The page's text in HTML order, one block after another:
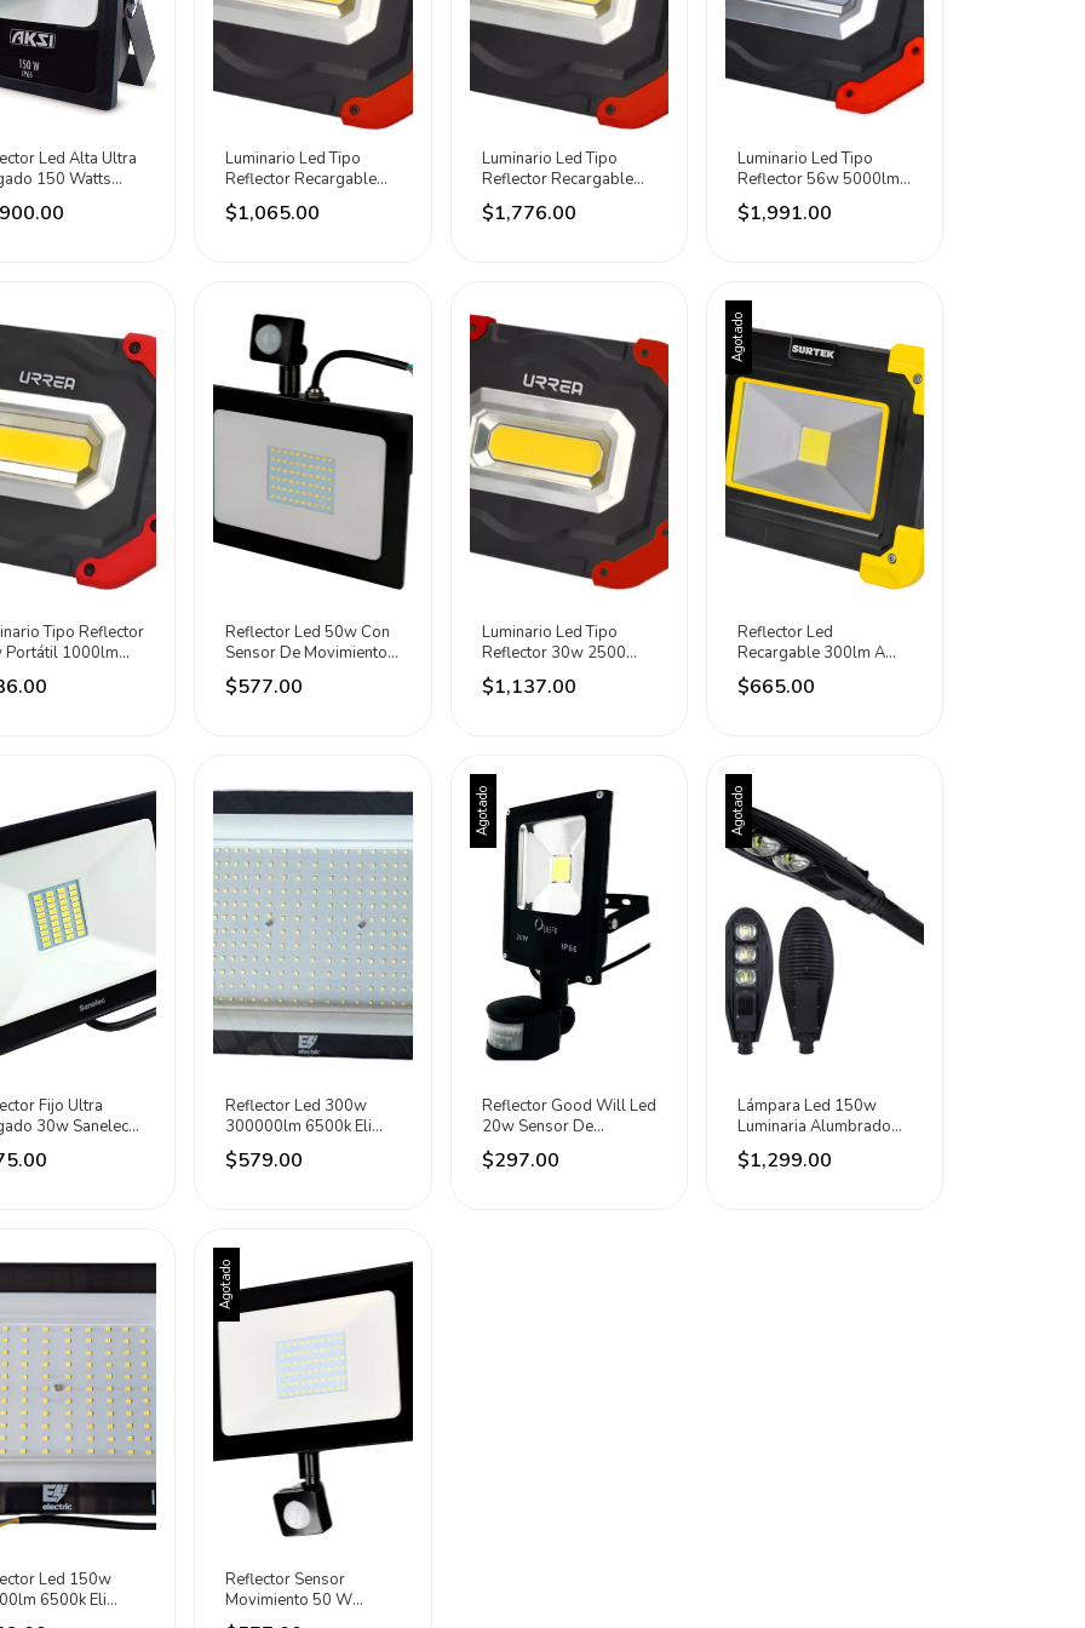
Led Alta Ultra
150 Watts
Ip65 Aksi
Blanco
Luminario Led Tipo
Reflector Recargable
1200lm Marca Urrea
Rojo
$1,065.00
Luminario Led Tipo
Reflector Recargable
2500lm Marca Urrea
Negro Blanco
$1,776.00
Luminario Led Tipo
Reflector 56w 5000lm
127v Marca Urrea
Negrp Blanco
$1,991.00
Tipo Reflector
Portátil 1000lm
Urrea Rojo/negro
Reflector Led 50w Con
Sensor De Movimiento
4000lm Surtek Negro
6500k
$577.00
Luminario Led Tipo
Reflector 30w 2500
Lúmenes Marca Urrea
Negro Blanco
$1,137.00
Agotado
Reflector Led
Recargable 300lm A
Prueba De Lluvia Surtek
Negro/amarillo Luz De
$665.00
Fijo Ultra
30w Sanelec
- Negro
Reflector Led 300w
300000lm 6500k Eli
Electric Negro Blanco
Frío
$579.00
Agotado
Reflector Good Will Led
20w Sensor De
Movimiento Dubai
Negro Blanco Frío
$297.00
Agotado
Lámpara Led 150w
Luminaria Alumbrado
Publico Goodwill Negro
Blanco Frío
$1,299.00
Led 150w
6500k Eli
Negro Blanco
Agotado
Reflector Sensor
Movimiento 50 W
Aluminio Exteriores